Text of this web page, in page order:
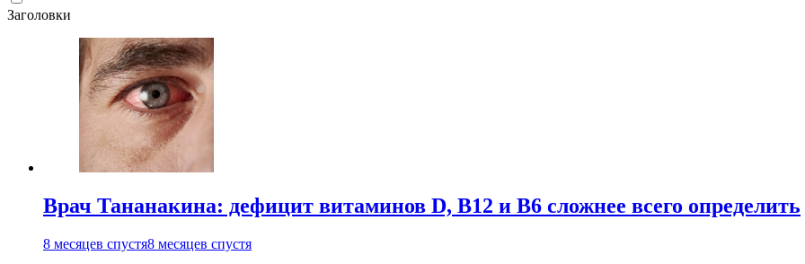
Заголовки
Врач Тананакина: дефицит витаминов D, B12 и B6 сложнее всего определить
8 месяцев спустя8 месяцев спустя